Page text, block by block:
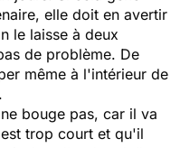
elle doit en avertir
le laisse à deux
de problème. De
même à l'intérieur de
bouge pas, car il va
trop court et qu'il